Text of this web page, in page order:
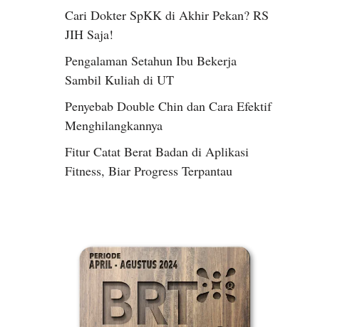
Cari Dokter SpKK di Akhir Pekan? RS
JIH Saja!
Pengalaman Setahun Ibu Bekerja
Sambil Kuliah di UT
Penyebab Double Chin dan Cara Efektif
Menghilangkannya
Fitur Catat Berat Badan di Aplikasi
Fitness, Biar Progress Terpantau